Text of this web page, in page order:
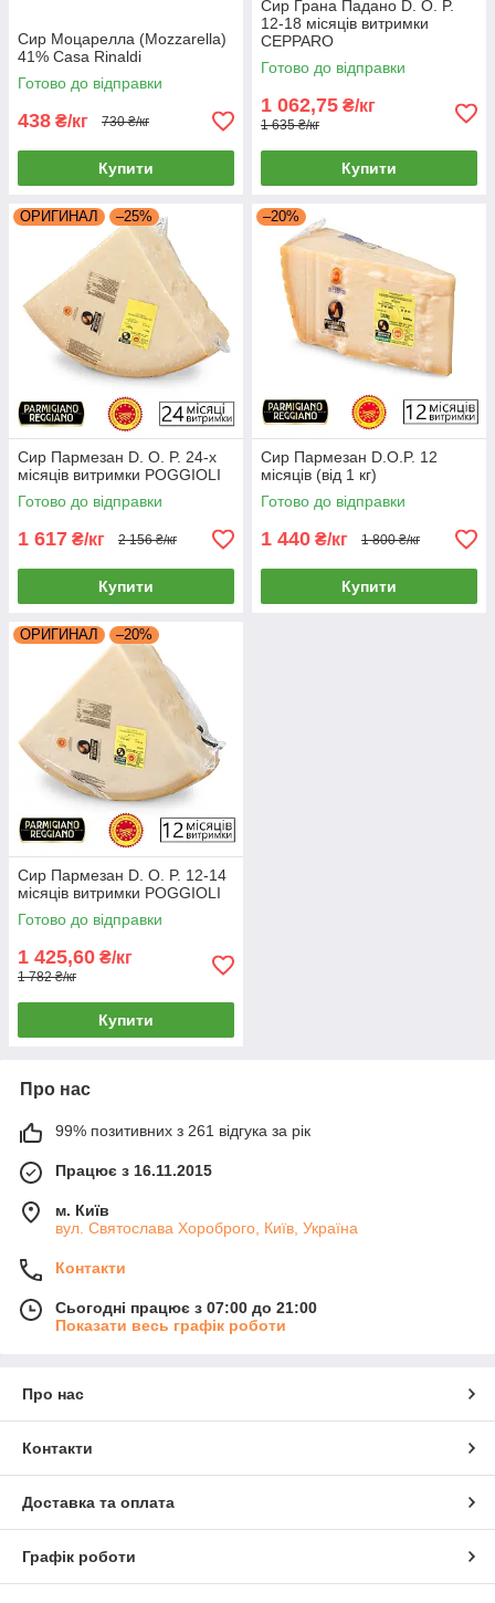
Сир Моцарелла (Mozzarella)
41% Casa Rinaldi
Готово до відправки
438 ₴/кг 730 ₴/кг
Купити
Сир Грана Падано D. O. P.
12-18 місяців витримки
CEPPARO
Готово до відправки
1 062,75 ₴/кг
1 635 ₴/кг
Купити
ОРИГИНАЛ –25%
Сир Пармезан D. O. P. 24-х
місяців витримки POGGIOLI
Готово до відправки
1 617 ₴/кг 2 156 ₴/кг
Купити
–20%
Сир Пармезан D.O.P. 12
місяців (від 1 кг)
Готово до відправки
1 440 ₴/кг 1 800 ₴/кг
Купити
ОРИГИНАЛ –20%
Сир Пармезан D. O. P. 12-14
місяців витримки POGGIOLI
Готово до відправки
1 425,60 ₴/кг
1 782 ₴/кг
Купити
Про нас
99% позитивних з 261 відгука за рік
Працює з 16.11.2015
м. Київ
вул. Святослава Хороброго, Київ, Україна
Контакти
Сьогодні працює з 07:00 до 21:00
Показати весь графік роботи
Про нас
Контакти
Доставка та оплата
Графік роботи